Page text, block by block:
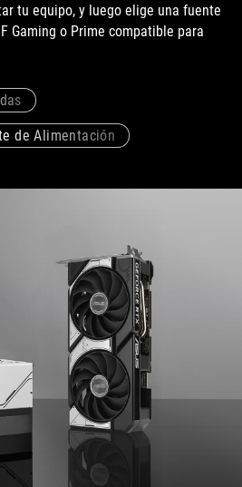
tu equipo, y luego elige una fuente
Gaming o Prime compatible para
de Alimentación